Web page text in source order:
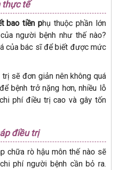
thực tế
bao tiền phụ thuộc phần lớn
người bệnh như thế nào?
của bác sĩ để biết được mức
sẽ đơn giản nên không quá
bệnh trở nặng hơn, nhiều lỗ
phí điều trị cao và gây tốn
điều trị
chữa rò hậu môn thế nào sẽ
phí người bệnh cần bỏ ra.